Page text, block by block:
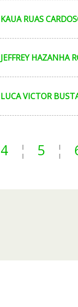
KAUA RUAS
JEFFREY HAZANHA
LUCA VICTOR
4 ¦ 5 ¦